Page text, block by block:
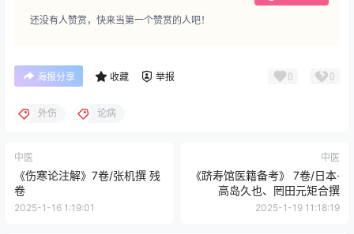
还没有人赞赏，快来当第一个赞赏的人吧！
海报分享 收藏 举报 0 0
外伤 论病
中医
《伤寒论注解》7卷/张机撰 残
卷
2025-1-16 1:19:01
中医
《跻寿馆医籍备考》 7卷/日本·
高岛久也、罔田元矩合撰
2025-1-19 11:18:19